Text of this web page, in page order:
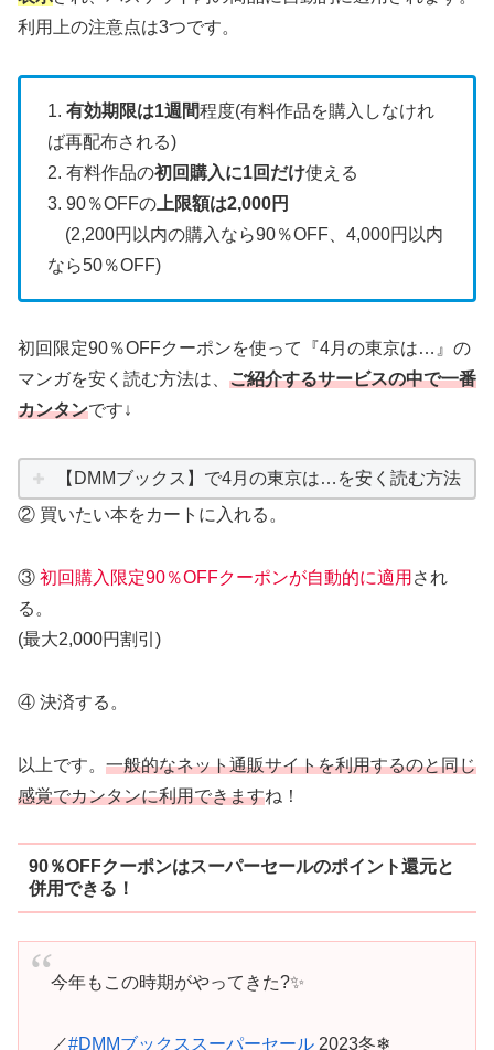
利用上の注意点は3つです。
1. 有効期限は1週間程度(有料作品を購入しなけれ
ば再配布される)
2. 有料作品の初回購入に1回だけ使える
3. 90％OFFの 上限額は2,000円
(2,200円以内の購入なら90％OFF、4,000円以内
なら50％OFF)
初回限定90％OFFクーポンを使って『4月の東京は…』の
マンガを安く読む方法は、 ご紹介するサービスの中で一番
カンタンです↓
【DMMブックス】で4月の東京は…を安く読む方法
② 買いたい本をカートに入れる。
③ 初回購入限定90％OFFクーポンが自動的に適用 され
る。
(最大2,000円割引)
④ 決済する。
以上です。 一般的なネット通販サイトを利用するのと同じ
感覚でカンタンに利用できますね！
90％OFFクーポンはスーパーセールのポイント還元と
併用できる！
今年もこの時期がやってきた?✨
／#DMMブックススーパーセール2023冬❄